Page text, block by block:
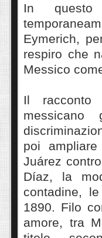
In questo
Eymerich,
respiro che
Messico
Il racconto
poi
Juárez
Díaz, la
contadine,
1890. Filo
amore, tra